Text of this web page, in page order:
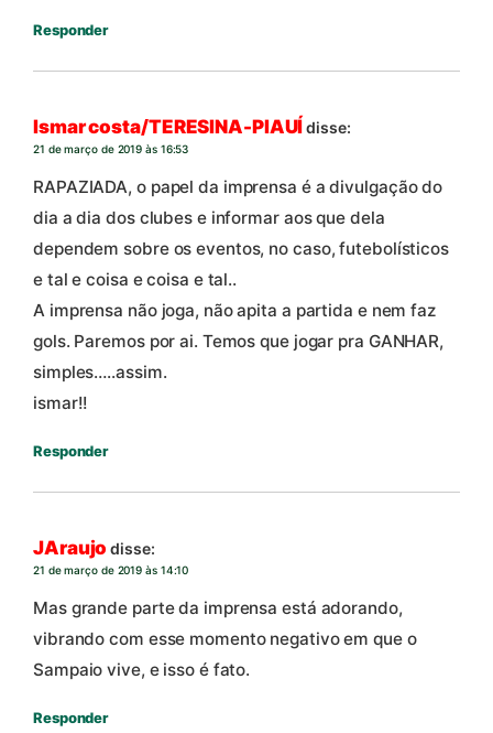
Responder
Ismar costa/TERESINA-PIAUÍdisse:
21 de março de 2019 às 16:53
RAPAZIADA, o papel da imprensa é a divulgação do
dia a dia dos clubes e informar aos que dela
dependem sobre os eventos, no caso, futebolísticos
e tal e coisa e coisa e tal..
A imprensa não joga, não apita a partida e nem faz
gols. Paremos por ai. Temos que jogar pra GANHAR,
simples…..assim.
ismar!!
Responder
JAraujo disse:
21 de março de 2019 às 14:10
Mas grande parte da imprensa está adorando,
vibrando com esse momento negativo em que o
Sampaio vive, e isso é fato.
Responder